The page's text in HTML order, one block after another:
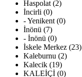
Haspolat (2)
İncirli (0)
- Yenikent (0)
İnönü (7)
- İnönü (0)
İskele Merkez (23)
Kaleburnu (2)
Kalecik (19)
KALEİÇİ (0)